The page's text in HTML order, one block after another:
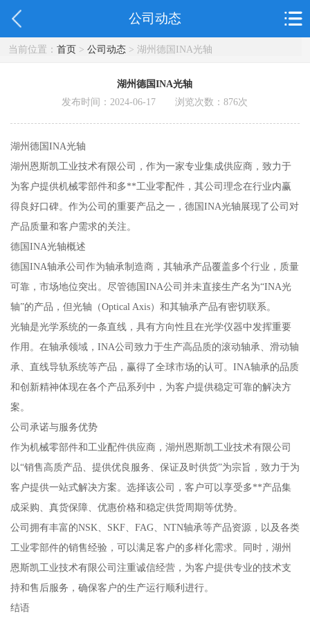
公司动态
当前位置： 首页> 公司动态> 湖州德国INA光轴
湖州德国INA光轴
发布时间：2024-06-17 浏览次数：876次
湖州德国INA光轴
湖州恩斯凯工业技术有限公司，作为一家专业集成供应商，致力于
为客户提供机械零部件和多**工业零配件，其公司理念在行业内赢
得良好口碑。作为公司的重要产品之一，德国INA光轴展现了公司对
产品质量和客户需求的关注。
德国INA光轴概述
德国INA轴承公司作为轴承制造商，其轴承产品覆盖多个行业，质量
可靠，市场地位突出。尽管德国INA公司并未直接生产名为“INA光
轴”的产品，但光轴（Optical Axis）和其轴承产品有密切联系。
光轴是光学系统的一条直线，具有方向性且在光学仪器中发挥重要
作用。在轴承领域，INA公司致力于生产高品质的滚动轴承、滑动轴
承、直线导轨系统等产品，赢得了全球市场的认可。INA轴承的品质
和创新精神体现在各个产品系列中，为客户提供稳定可靠的解决方
案。
公司承诺与服务优势
作为机械零部件和工业配件供应商，湖州恩斯凯工业技术有限公司
以“销售高质产品、提供优良服务、保证及时供货”为宗旨，致力于为
客户提供一站式解决方案。选择该公司，客户可以享受多**产品集
成采购、真货保障、优惠价格和稳定供货周期等优势。
公司拥有丰富的NSK、SKF、FAG、NTN轴承等产品资源，以及各类
工业零部件的销售经验，可以满足客户的多样化需求。同时，湖州
恩斯凯工业技术有限公司注重诚信经营，为客户提供专业的技术支
持和售后服务，确保客户的生产运行顺利进行。
结语